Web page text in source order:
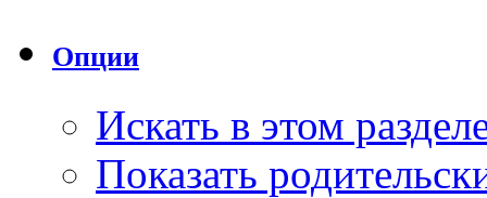
Опции
Искать в этом
Показать